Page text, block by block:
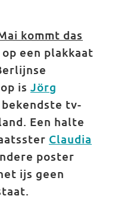
kommt das
een plakkaat
is Jörg
tv-
Een halte
Claudia
poster
ijs geen